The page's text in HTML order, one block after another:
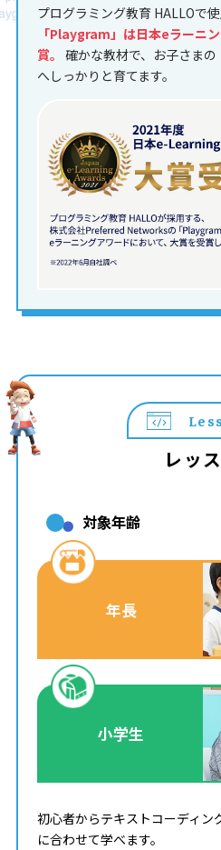
プログラミング教育 HALLOで
「Playgram」は日本eラーニ
賞。 確かな教材で、お子さま
へしっかりと育てます。
レッ
対象年齢
年長
小学生
初心者からテキストコーディン
に合わせて学べます。